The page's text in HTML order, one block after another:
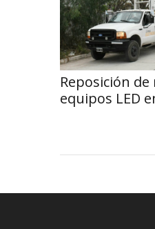
Reposición de
equipos LED